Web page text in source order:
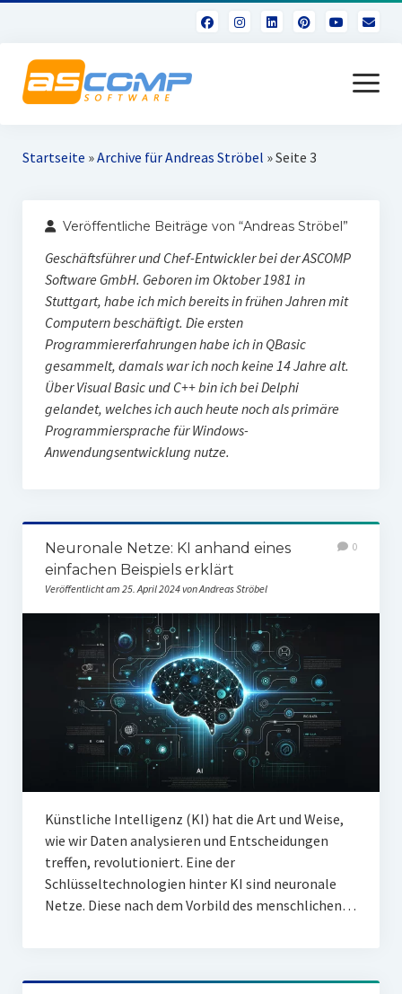
Menü
öffnen
Über uns
Startseite »Archive für Andreas Ströbel »Seite 3
Veröffentliche Beiträge von “Andreas Ströbel”
Geschäftsführer und Chef-Entwickler bei der ASCOMP
Software GmbH. Geboren im Oktober 1981 in
Stuttgart, habe ich mich bereits in frühen Jahren mit
Computern beschäftigt. Die ersten
Programmiererfahrungen habe ich in QBasic
gesammelt, damals war ich noch keine 14 Jahre alt.
Über Visual Basic und C++ bin ich bei Delphi
gelandet, welches ich auch heute noch als primäre
Programmiersprache für Windows-
Anwendungsentwicklung nutze.
Neuronale Netze: KI anhand eines
einfachen Beispiels erklärt
Veröffentlicht am 25. April 2024 von Andreas Ströbel
0
Künstliche Intelligenz (KI) hat die Art und Weise,
wie wir Daten analysieren und Entscheidungen
treffen, revolutioniert. Eine der
Schlüsseltechnologien hinter KI sind neuronale
Netze. Diese nach dem Vorbild des menschlichen…